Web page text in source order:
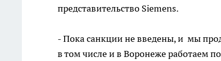
представительство Siemens.
- Пока санкции не введены, и мы
в том числе и в Воронеже работаем